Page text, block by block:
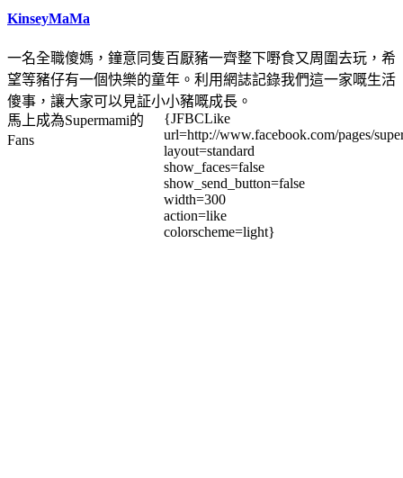
KinseyMaMa
一名全職傻媽，鐘意同隻百厭豬一齊整下嘢食又周圍去玩，希
望等豬仔有一個快樂的童年。利用網誌記錄我們這一家嘅生活
傻事，讓大家可以見証小小豬嘅成長。
馬上成為Supermami的
Fans
{JFBCLike
url=http://www.facebook.com/pages/
layout=standard
show_faces=false
show_send_button=false
width=300
action=like
colorscheme=light}